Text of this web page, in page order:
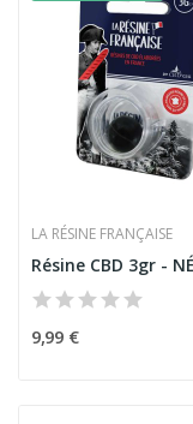
LA RÉSINE FRANÇAISE
9,99 €